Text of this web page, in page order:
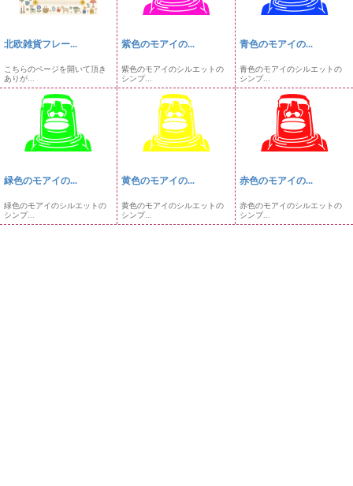
北欧雑貨フレー...
こちらのページを開いて頂き
ありが...
紫色のモアイの...
紫色のモアイのシルエットの
シンプ...
青色のモアイの...
青色のモアイのシルエットの
シンプ...
緑色のモアイの...
緑色のモアイのシルエットの
シンプ...
黄色のモアイの...
黄色のモアイのシルエットの
シンプ...
赤色のモアイの...
赤色のモアイのシルエットの
シンプ...